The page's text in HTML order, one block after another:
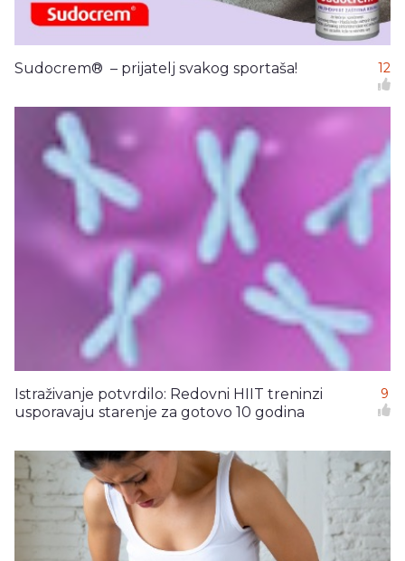
Sudocrem® – prijatelj svakog sportaša! 12
Istraživanje potvrdilo: Redovni HIIT treninzi
usporavaju starenje za gotovo 10 godina
9